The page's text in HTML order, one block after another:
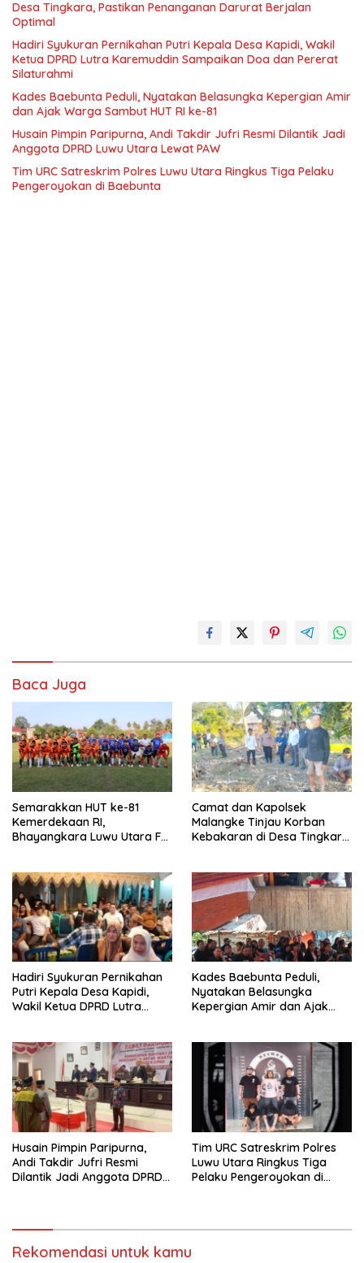
Desa Tingkara, Pastikan Penanganan Darurat Berjalan
Optimal
Hadiri Syukuran Pernikahan Putri Kepala Desa Kapidi, Wakil
Ketua DPRD Lutra Karemuddin Sampaikan Doa dan Pererat
Silaturahmi
Kades Baebunta Peduli, Nyatakan Belasungka Kepergian Amir
dan Ajak Warga Sambut HUT RI ke-81
Husain Pimpin Paripurna, Andi Takdir Jufri Resmi Dilantik Jadi
Anggota DPRD Luwu Utara Lewat PAW
Tim URC Satreskrim Polres Luwu Utara Ringkus Tiga Pelaku
Pengeroyokan di Baebunta
Baca Juga
Semarakkan HUT ke-81
Kemerdekaan RI,
Bhayangkara Luwu Utara FC
Camat dan Kapolsek
Malangke Tinjau Korban
Kebakaran di Desa Tingkara,
Hadiri Syukuran Pernikahan
Putri Kepala Desa Kapidi,
Wakil Ketua DPRD Lutra
Kades Baebunta Peduli,
Nyatakan Belasungka
Kepergian Amir dan Ajak
Husain Pimpin Paripurna,
Andi Takdir Jufri Resmi
Dilantik Jadi Anggota DPRD
Tim URC Satreskrim Polres
Luwu Utara Ringkus Tiga
Pelaku Pengeroyokan di
Rekomendasi untuk kamu